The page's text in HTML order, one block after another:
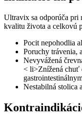
Ultravix sa odporúča pri
kvalitu života a celkovú
Pocit nepohodlia
Poruchy trávenia,
Nevyvážená
< li>Znížená chuť
Nestabilná stolica